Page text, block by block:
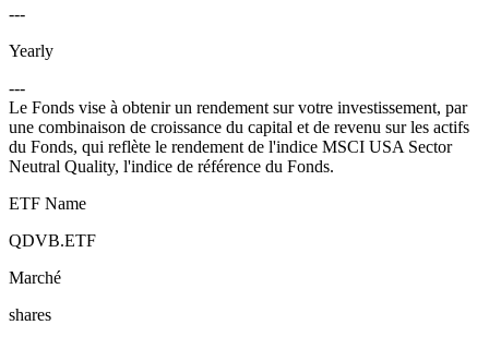
---
Yearly
---
Le Fonds vise à obtenir un rendement sur votre investissement, par
une combinaison de croissance du capital et de revenu sur les actifs
du Fonds, qui reflète le rendement de l'indice MSCI USA Sector
Neutral Quality, l'indice de référence du Fonds.
ETF Name
QDVB.ETF
Marché
shares